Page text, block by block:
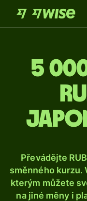
5
Převádějte
směnného kurzu.
kterým můžete
na jiné měny i